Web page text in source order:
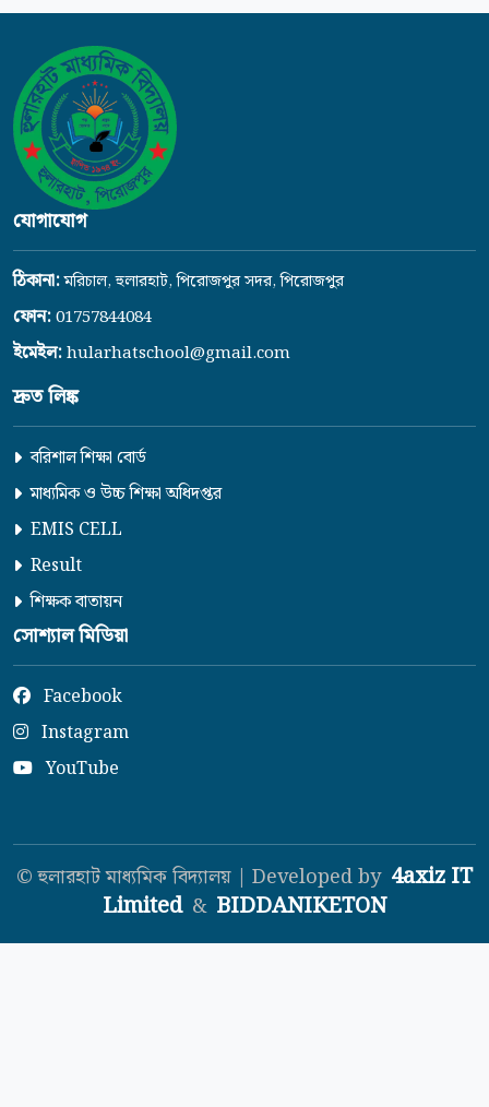
যোগাযোগ
ঠিকানা:মরিচাল, হুলারহাট, পিরোজপুর সদর, পিরোজপুর
ফোন:01757844084
ইমেইল:hularhatschool@gmail.com
দ্রুত লিঙ্ক
বরিশাল শিক্ষা বোর্ড
মাধ্যমিক ও উচ্চ শিক্ষা অধিদপ্তর
EMIS CELL
Result
শিক্ষক বাতায়ন
সোশ্যাল মিডিয়া
Facebook
Instagram
YouTube
© হুলারহাট মাধ্যমিক বিদ্যালয় | Developed by 4axiz IT
Limited & BIDDANIKETON